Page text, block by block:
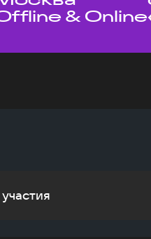
& Online